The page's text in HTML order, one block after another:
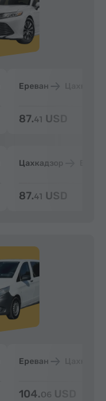
Ереван
87.41 USD
Цахкадзор
87.41 USD
Ереван
104.06 USD